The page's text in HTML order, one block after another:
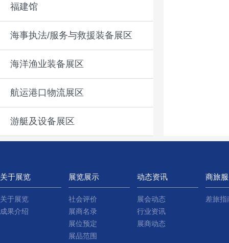
福建馆
海事执法/服务与救援装备展区
海洋渔业装备展区
航运港口物流展区
游艇及设备展区
关于展览
关于展览
成果介绍
展览展示
社会评价
展商名录
展位预定
展品范围
动态资讯
展会动态
行业资讯
展商动态
商旅
差旅指